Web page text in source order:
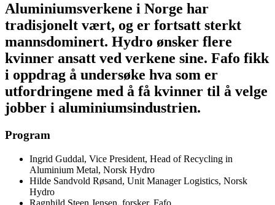
Aluminiumsverkene i Norge har
tradisjonelt vært, og er fortsatt sterkt
mannsdominert. Hydro ønsker flere
kvinner ansatt ved verkene sine. Fafo fikk
i oppdrag å undersøke hva som er
utfordringene med å få kvinner til å velge
jobber i aluminiumsindustrien.
Program
Ingrid Guddal, Vice President, Head of Recycling in
Aluminium Metal, Norsk Hydro
Hilde Sandvold Røsand, Unit Manager Logistics, Norsk
Hydro
Ragnhild Steen Jensen, forsker, Fafo